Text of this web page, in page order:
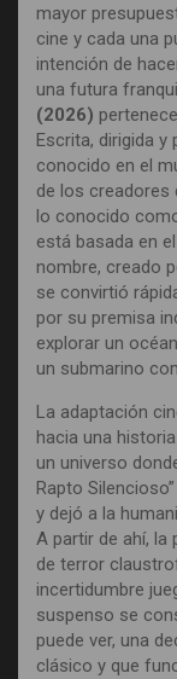
mayor
cine y cada una
intención de
una futura
(2026)
Escrita, dirigida
conocido en el
de los creadores
lo conocido
está basada en
nombre, creado
se convirtió
por su premisa
explorar un
un submarino
La adaptación
hacia una
un universo
Rapto
y dejó a la
A partir de ahí, la
de terror
incertidumbre
suspenso se
puede ver, una
clásico y que